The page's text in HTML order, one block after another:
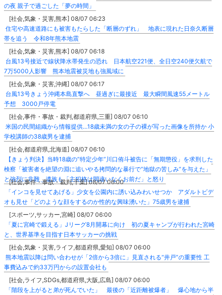
の夜 親子で過ごした「夢の時間」
[社会,気象・災害,熊本] 08/07 06:23
住宅や高速道路にも被害もたらした「断層のずれ」 地表に現れた日奈久断層
帯を追う 令和8年熊本地震
[社会,気象・災害,熊本] 08/07 06:18
台風13号接近で線状降水帯発生の恐れ 日本航空221便、全日空240便欠航で
7万5000人影響 熊本地震被災地も強風域に
[社会,気象・災害,沖縄] 08/07 06:17
台風13号きょう沖縄本島直撃へ 昼過ぎに最接近 最大瞬間風速55メートル
予想 3000戸停電
[社会,事件・事故・裁判,都道府県,三重] 08/07 06:10
米国の民間組織から情報提供…18歳未満の女の子の裸が写った画像を所持か 小
学校講師の38歳男を逮捕
[社会,都道府県,北海道] 08/07 06:10
【きょう判決】当時18歳の”特定少年”川口侑斗被告に「無期懲役」を求刑した
検察「被害者を絶望の淵に追いやる拷問的な暴行で”地獄の苦しみ”を与えた」
と強烈に非難＿遺族も「主犯格は間違いなくお前だ」と怒り
[社会,事件・事故・裁判,千葉] 08/07 06:00
「インコを見せてあげる」少女を公園内に誘い込みわいせつか アダルトビデ
オも見せ「どのような顔をするのか性的な興味湧いた」75歳男を逮捕
[スポーツ,サッカー,宮崎] 08/07 06:00
「夏に宮崎で鍛える」Jリーグ8月開幕に向け 初の夏キャンプが行われた宮崎
と、世界基準を目指す日本サッカーの挑戦
[社会,気象・災害,ライフ,都道府県,愛知] 08/07 06:00
熊本地震以降は問い合わせが「2倍から3倍に」見直される“井戸”の重要性 工
事費込みで約33万円からの設置会社も
[社会,ライフ,SDGs,都道府県,大阪,広島] 08/07 06:00
「階段を上がると弟が死んでいた」 最後の「近距離被爆者」 爆心地から半